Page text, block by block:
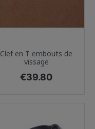
Clef en T embouts de
vissage
Price
€39.80